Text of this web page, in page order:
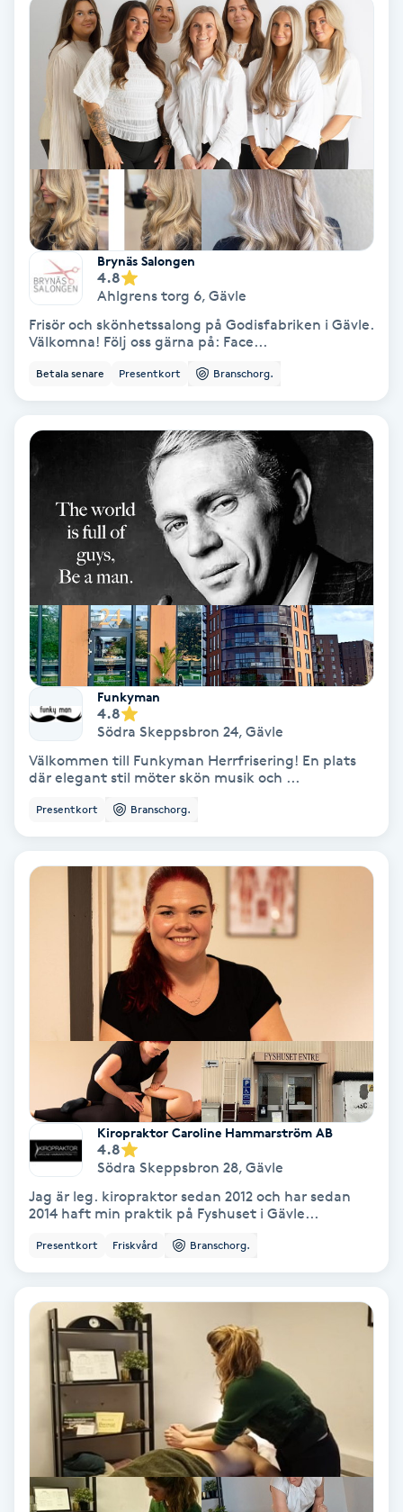
Ansiktsbehandling djuprengörande
Babylights
Balayage
Bambumassage
Barber
Barnklippning
BIAB
Bottenfärg
Brynfärgning
Bröllopsuppsättning
Celluliter
Coachning
Color correction
Cryoterapi
Damklippning
Diamantslipning
Enzympeeling
Extensions
Extensions borttagning
Face framing
Faceliftmassage
Fet hårbotten
Fettreducering
Brynäs Salongen
4.8
Ahlgrens torg 6, Gävle
Frisör och skönhetssalong på Godisfabriken i Gävle.
Välkomna! Följ oss gärna på: Face...
Betala senare Presentkort Branschorg.
Funkyman
4.8
Södra Skeppsbron 24, Gävle
Välkommen till Funkyman Herrfrisering! En plats
där elegant stil möter skön musik och ...
Presentkort Branschorg.
Kiropraktor Caroline Hammarström AB
4.8
Södra Skeppsbron 28, Gävle
Jag är leg. kiropraktor sedan 2012 och har sedan
2014 haft min praktik på Fyshuset i Gävle...
Presentkort Friskvård Branschorg.